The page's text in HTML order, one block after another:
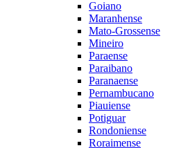
Goiano
Maranhense
Mato-Grossense
Mineiro
Paraense
Paraibano
Paranaense
Pernambucano
Piauiense
Potiguar
Rondoniense
Roraimense